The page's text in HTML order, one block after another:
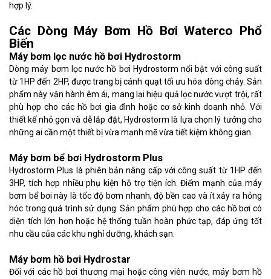
hợp lý.
Các Dòng Máy Bơm Hồ Bơi Waterco Phổ
Biến
Máy bơm lọc nước hồ bơi Hydrostorm
Dòng máy bơm lọc nước hồ bơi Hydrostorm nổi bật với công suất
từ 1HP đến 2HP, được trang bị cánh quạt tối ưu hóa dòng chảy. Sản
phẩm này vận hành êm ái, mang lại hiệu quả lọc nước vượt trội, rất
phù hợp cho các hồ bơi gia đình hoặc cơ sở kinh doanh nhỏ. Với
thiết kế nhỏ gọn và dễ lắp đặt, Hydrostorm là lựa chọn lý tưởng cho
những ai cần một thiết bị vừa mạnh mẽ vừa tiết kiệm không gian.
Máy bơm bể bơi Hydrostorm Plus
Hydrostorm Plus là phiên bản nâng cấp với công suất từ 1HP đến
3HP, tích hợp nhiều phụ kiện hỗ trợ tiện ích. Điểm mạnh của máy
bơm bể bơi này là tốc độ bơm nhanh, độ bền cao và ít xảy ra hỏng
hóc trong quá trình sử dụng. Sản phẩm phù hợp cho các hồ bơi có
diện tích lớn hơn hoặc hệ thống tuần hoàn phức tạp, đáp ứng tốt
nhu cầu của các khu nghỉ dưỡng, khách sạn.
Máy bơm hồ bơi Hydrostar
Đối với các hồ bơi thương mại hoặc công viên nước, máy bơm hồ